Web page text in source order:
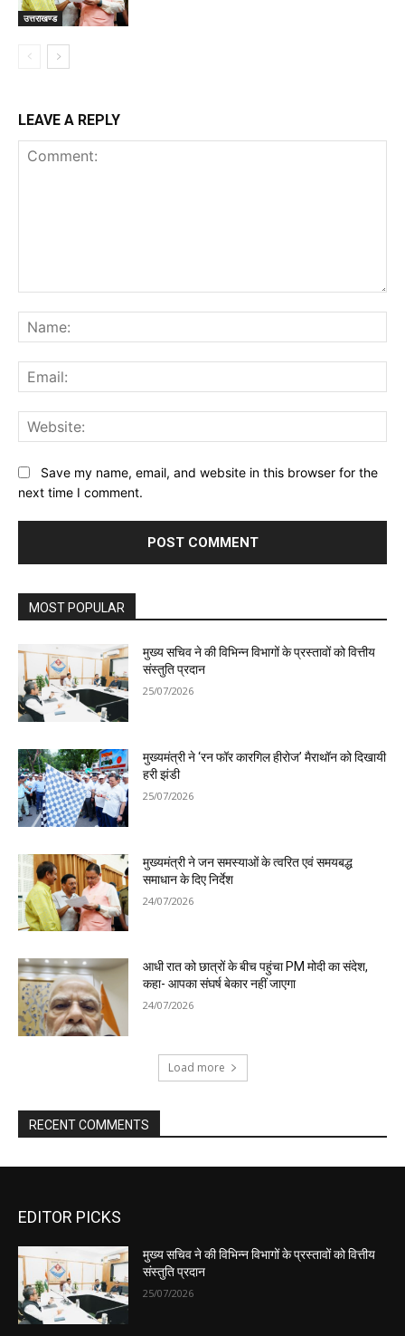
EDITOR PICKS
मुख्य सचिव ने की विभिन्न विभागों के प्रस्तावों को वित्तीय
संस्तुति प्रदान
25/07/2026